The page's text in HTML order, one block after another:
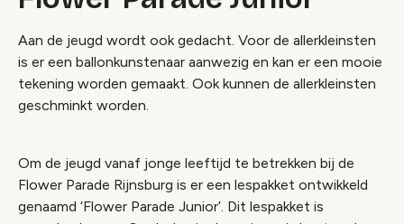
Aan de jeugd wordt ook gedacht. Voor de allerkleinsten
is er een ballonkunstenaar aanwezig en kan er een mooie
tekening worden gemaakt. Ook kunnen de allerkleinsten
geschminkt worden.
Om de jeugd vanaf jonge leeftijd te betrekken bij de
Flower Parade Rijnsburg is er een lespakket ontwikkeld
genaamd ‘Flower Parade Junior’. Dit lespakket is